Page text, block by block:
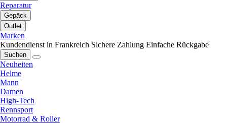
Reparatur
Gepäck
Outlet
Marken
Kundendienst in Frankreich Sichere Zahlung Einfache Rückgabe
Suchen
Neuheiten
Helme
Mann
Damen
High-Tech
Rennsport
Motorrad & Roller